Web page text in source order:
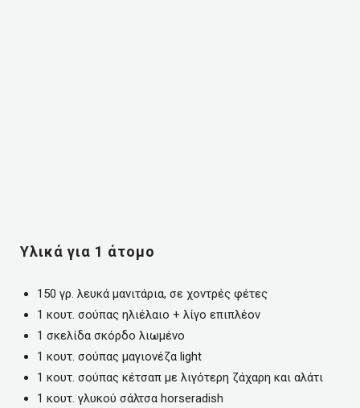
Υλικά για 1 άτομο
150 γρ. λευκά μανιτάρια, σε χοντρές φέτες
1 κουτ. σούπας ηλιέλαιο + λίγο επιπλέον
1 σκελίδα σκόρδο λιωμένο
1 κουτ. σούπας μαγιονέζα light
1 κουτ. σούπας κέτσαπ με λιγότερη ζάχαρη και αλάτι
1 κουτ. γλυκού σάλτσα horseradish